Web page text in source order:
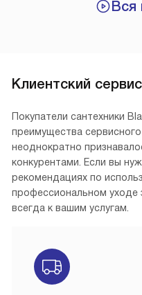
Вся
Клиентский
Покупатели сантехники
преимущества
неоднократно
конкурентами. Если вы
рекомендациях по
профессиональном уходе
всегда к вашим услугам.